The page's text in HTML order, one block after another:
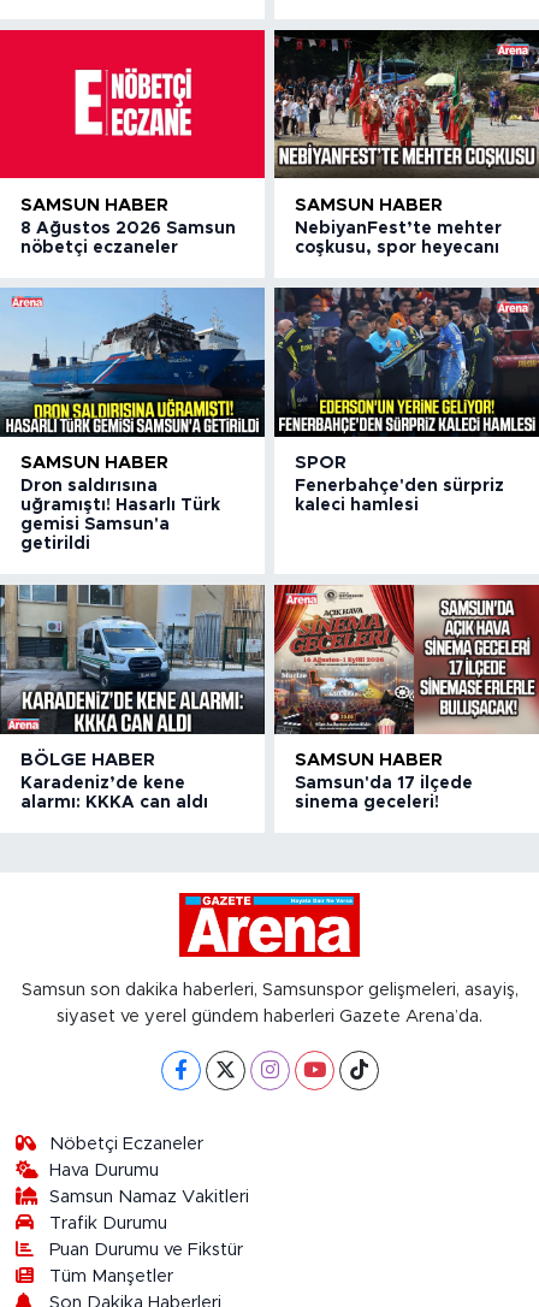
SAMSUN HABER
8 Ağustos 2026 Samsun
nöbetçi eczaneler
SAMSUN HABER
NebiyanFest’te mehter
coşkusu, spor heyecanı
SAMSUN HABER
Dron saldırısına
uğramıştı! Hasarlı Türk
gemisi Samsun'a
getirildi
SPOR
Fenerbahçe'den sürpriz
kaleci hamlesi
BÖLGE HABER
Karadeniz’de kene
alarmı: KKKA can aldı
SAMSUN HABER
Samsun'da 17 ilçede
sinema geceleri!
Samsun son dakika haberleri, Samsunspor gelişmeleri, asayiş,
siyaset ve yerel gündem haberleri Gazete Arena’da.
Nöbetçi Eczaneler
Hava Durumu
Samsun Namaz Vakitleri
Trafik Durumu
Puan Durumu ve Fikstür
Tüm Manşetler
Son Dakika Haberleri